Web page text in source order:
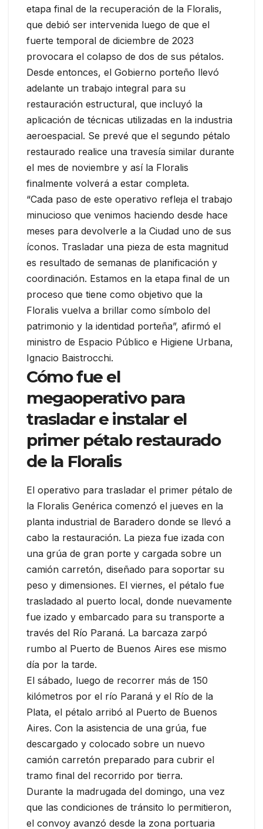
etapa final de la recuperación de la Floralis,
que debió ser intervenida luego de que el
fuerte temporal de diciembre de 2023
provocara el colapso de dos de sus pétalos.
Desde entonces, el Gobierno porteño llevó
adelante un trabajo integral para su
restauración estructural, que incluyó la
aplicación de técnicas utilizadas en la industria
aeroespacial. Se prevé que el segundo pétalo
restaurado realice una travesía similar durante
el mes de noviembre y así la Floralis
finalmente volverá a estar completa.
“Cada paso de este operativo refleja el trabajo
minucioso que venimos haciendo desde hace
meses para devolverle a la Ciudad uno de sus
íconos. Trasladar una pieza de esta magnitud
es resultado de semanas de planificación y
coordinación. Estamos en la etapa final de un
proceso que tiene como objetivo que la
Floralis vuelva a brillar como símbolo del
patrimonio y la identidad porteña”, afirmó el
ministro de Espacio Público e Higiene Urbana,
Ignacio Baistrocchi.
Cómo fue el
megaoperativo para
trasladar e instalar el
primer pétalo restaurado
de la Floralis
El operativo para trasladar el primer pétalo de
la Floralis Genérica comenzó el jueves en la
planta industrial de Baradero donde se llevó a
cabo la restauración. La pieza fue izada con
una grúa de gran porte y cargada sobre un
camión carretón, diseñado para soportar su
peso y dimensiones. El viernes, el pétalo fue
trasladado al puerto local, donde nuevamente
fue izado y embarcado para su transporte a
través del Río Paraná. La barcaza zarpó
rumbo al Puerto de Buenos Aires ese mismo
día por la tarde.
El sábado, luego de recorrer más de 150
kilómetros por el río Paraná y el Río de la
Plata, el pétalo arribó al Puerto de Buenos
Aires. Con la asistencia de una grúa, fue
descargado y colocado sobre un nuevo
camión carretón preparado para cubrir el
tramo final del recorrido por tierra.
Durante la madrugada del domingo, una vez
que las condiciones de tránsito lo permitieron,
el convoy avanzó desde la zona portuaria